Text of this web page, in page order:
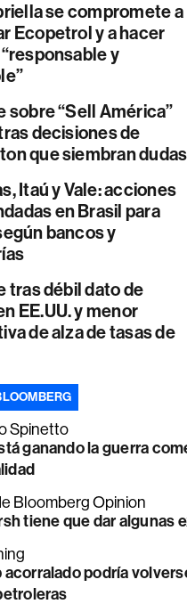
se compromete a
Ecopetrol y a hacer
y
sobre “Sell América”
decisiones de
que siembran dudas
Itaú y Vale: acciones
en Brasil para
bancos y
tras débil dato de
EE.UU. y menor
de alza de tasas de
Spinetto
ganando la guerra
Bloomberg Opinion
tiene que dar algunas
acorralado podría